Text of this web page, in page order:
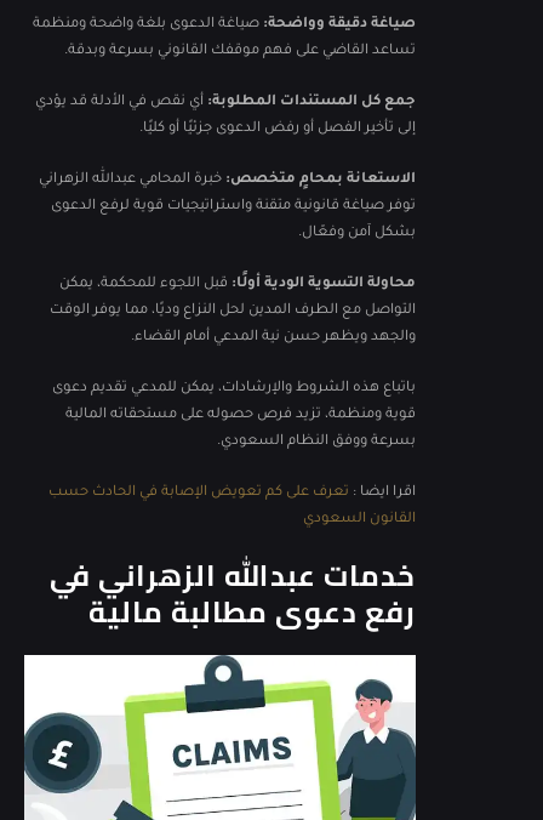
صياغة دقيقة وواضحة: صياغة الدعوى بلغة واضحة ومنظمة
تساعد القاضي على فهم موقفك القانوني بسرعة وبدقة.
جمع كل المستندات المطلوبة: أي نقص في الأدلة قد يؤدي
إلى تأخير الفصل أو رفض الدعوى جزئيًا أو كليًا.
الاستعانة بمحامٍ متخصص: خبرة المحامي عبدالله الزهراني
توفر صياغة قانونية متقنة واستراتيجيات قوية لرفع الدعوى
بشكل آمن وفعّال.
محاولة التسوية الودية أولًا: قبل اللجوء للمحكمة، يمكن
التواصل مع الطرف المدين لحل النزاع وديًا، مما يوفر الوقت
والجهد ويظهر حسن نية المدعي أمام القضاء.
باتباع هذه الشروط والإرشادات، يمكن للمدعي تقديم دعوى
قوية ومنظمة، تزيد فرص حصوله على مستحقاته المالية
بسرعة ووفق النظام السعودي.
اقرا ايضا : تعرف على كم تعويض الإصابة في الحادث حسب
القانون السعودي
خدمات عبدالله الزهراني في
رفع دعوى مطالبة مالية